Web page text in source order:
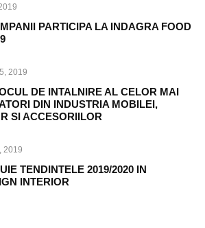
PARTICIPA LA INDAGRA FOOD
2019
DE INTALNIRE AL CELOR MAI
DIN INDUSTRIA MOBILEI,
SI ACCESORIILOR
2019
TENDINTELE 2019/2020 IN
INTERIOR